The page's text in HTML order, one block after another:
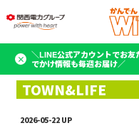
＼LINE公式アカウントでお
でかけ情報も毎週お届け／
2026-05-22